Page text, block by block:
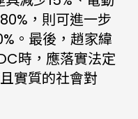
，則可進一步
。最後，趙家緯
時，應落實法定
實質的社會對